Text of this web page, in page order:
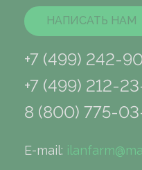
НАПИСАТЬ НАМ
+7 (499) 242-
+7 (499) 212-
8 (800) 775-
E-mail: